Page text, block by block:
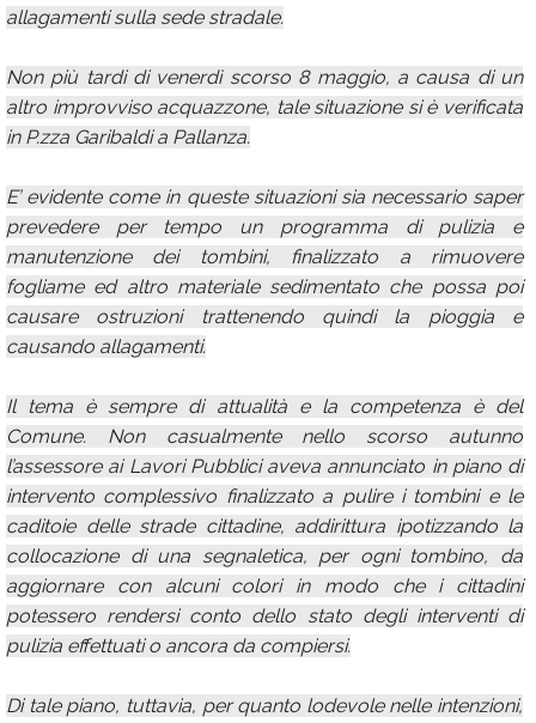
allagamenti sulla sede stradale.
Non più tardi di venerdì scorso 8 maggio, a causa di un
altro improvviso acquazzone, tale situazione si è verificata
in P.zza Garibaldi a Pallanza.
E’ evidente come in queste situazioni sia necessario saper
prevedere per tempo un programma di pulizia e
manutenzione dei tombini, finalizzato a rimuovere
fogliame ed altro materiale sedimentato che possa poi
causare ostruzioni trattenendo quindi la pioggia e
causando allagamenti.
Il tema è sempre di attualità e la competenza è del
Comune. Non casualmente nello scorso autunno
l’assessore ai Lavori Pubblici aveva annunciato in piano di
intervento complessivo finalizzato a pulire i tombini e le
caditoie delle strade cittadine, addirittura ipotizzando la
collocazione di una segnaletica, per ogni tombino, da
aggiornare con alcuni colori in modo che i cittadini
potessero rendersi conto dello stato degli interventi di
pulizia effettuati o ancora da compiersi.
Di tale piano, tuttavia, per quanto lodevole nelle intenzioni,